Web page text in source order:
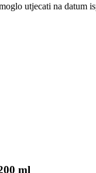
utjecati na datum
ml